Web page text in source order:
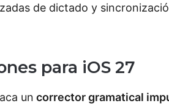
de dictado y
para iOS 27
un corrector gramatical